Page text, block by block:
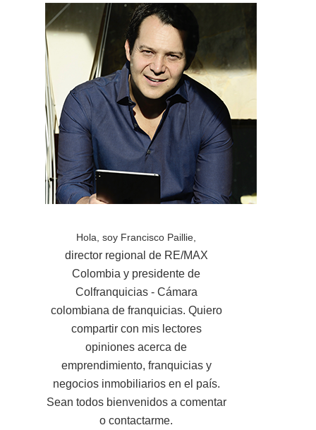
Hola, soy Francisco Paillie,
director regional de RE/MAX
Colombia y presidente de
Colfranquicias - Cámara
colombiana de franquicias. Quiero
compartir con mis lectores
opiniones acerca de
emprendimiento, franquicias y
negocios inmobiliarios en el país.
Sean todos bienvenidos a comentar
o contactarme.